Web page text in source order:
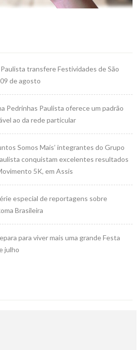
transfere Festividades de São
de agosto
Pedrinhas Paulista oferece um padrão
ao da rede particular
Somos Mais’ integrantes do Grupo
conquistam excelentes resultados
5K, em Assis
especial de reportagens sobre
Brasileira
para viver mais uma grande Festa
julho